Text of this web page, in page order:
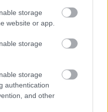
storage
website or app.
storage
storage
authentication
and other
Profunda Bau
a Lakatos úti
kanyarog a Dolgozó utca,
felel a Profunda Bau.